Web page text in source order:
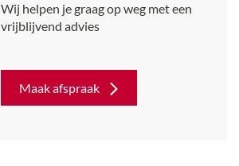
Wij helpen je graag op weg met een
vrijblijvend advies
Maak afspraak